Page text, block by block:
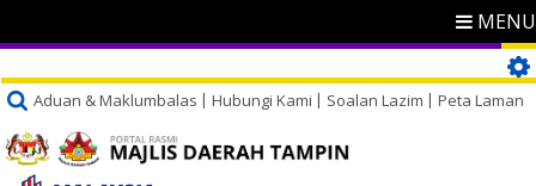
MENU
Aduan & Maklumbalas Hubungi Kami Soalan Lazim Peta Laman